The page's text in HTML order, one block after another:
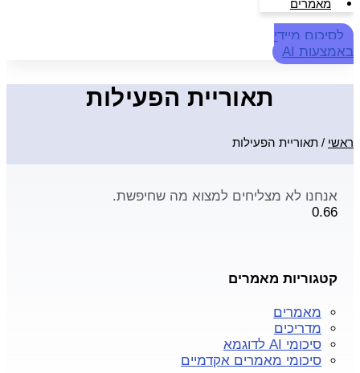
מאמרים
לסיכום מיידי
באמצעות AI
תאוריית הפעילות
ראשי / תאוריית הפעילות
אנחנו לא מצליחים למצוא מה שחיפשת.
קטגוריות מאמרים
מאמרים
מדריכים
סיכומי AI לדוגמא
סיכומי מאמרים אקדמיים